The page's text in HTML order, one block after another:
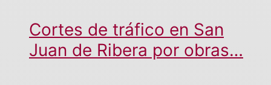
Cortes de tráfico en San
Juan de Ribera por obras…